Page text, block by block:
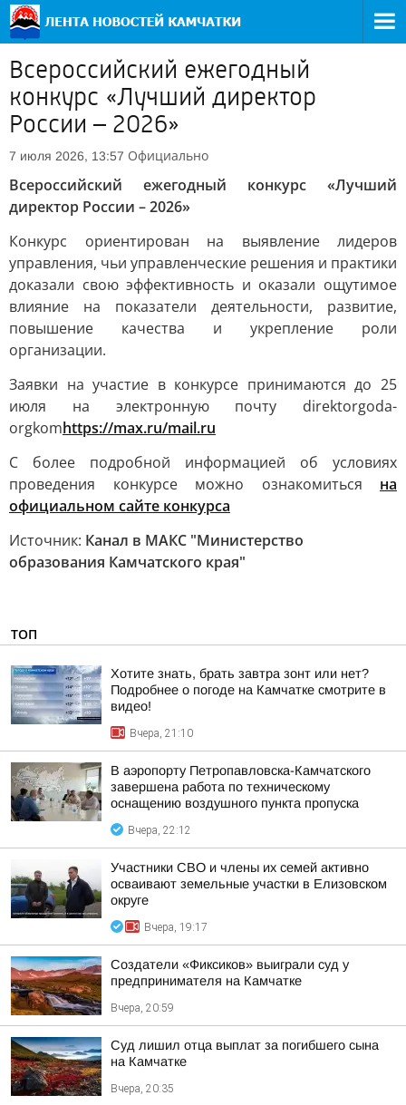
Всероссийский ежегодный
конкурс «Лучший директор
России – 2026»
7 июля 2026, 13:57 Официально
Всероссийский ежегодный конкурс «Лучший
директор России – 2026»
Конкурс ориентирован на выявление лидеров
управления, чьи управленческие решения и практики
доказали свою эффективность и оказали ощутимое
влияние на показатели деятельности, развитие,
повышение качества и укрепление роли
организации.
Заявки на участие в конкурсе принимаются до 25
июля на электронную почту direktorgoda-
orgkomhttps://max.ru/mail.ru
С более подробной информацией об условиях
проведения конкурсе можно ознакомиться на
официальном сайте конкурса
Источник: Канал в МАКС "Министерство
образования Камчатского края"
ТОП
Хотите знать, брать завтра зонт или нет?
Подробнее о погоде на Камчатке смотрите в
видео!
Вчера, 21:10
В аэропорту Петропавловска-Камчатского
завершена работа по техническому
оснащению воздушного пункта пропуска
Вчера, 22:12
Участники СВО и члены их семей активно
осваивают земельные участки в Елизовском
округе
Вчера, 19:17
Создатели «Фиксиков» выиграли суд у
предпринимателя на Камчатке
Вчера, 20:59
Суд лишил отца выплат за погибшего сына
на Камчатке
Вчера, 20:35